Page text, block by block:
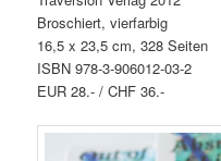
Broschiert, vierfarbig
16,5 x 23,5 cm, 328 Seiten
ISBN 978-3-906012-03-2
EUR 28.- / CHF 36.-